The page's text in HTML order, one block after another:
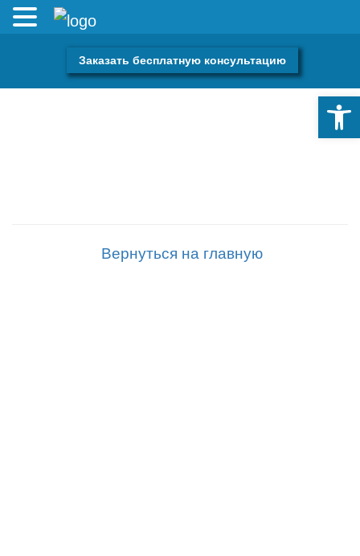
Заказать бесплатную консультацию
СПАСИБО ЗА ВАШ
ЗАПРОС! В ближайщее
Вернуться на главную